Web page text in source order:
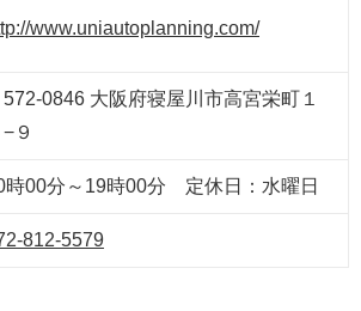
www.uniautoplanning.com/
572-0846 大阪府寝屋川市高宮栄町１
−９
時00分～19時00分 定休日：水曜日
812-5579